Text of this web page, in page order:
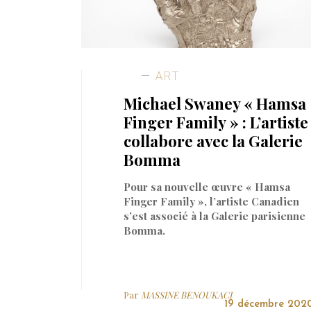
ART
Michael Swaney « Hamsa
Finger Family » : L’artiste
collabore avec la Galerie
Bomma
Pour sa nouvelle œuvre « Hamsa
Finger Family », l’artiste Canadien
s’est associé à la Galerie parisienne
Bomma.
Par MASSINE BENOUKACI
19 décembre